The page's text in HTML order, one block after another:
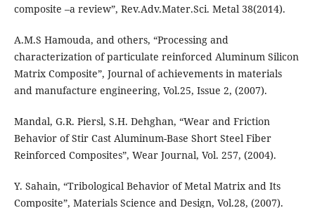
composite –a review”, Rev.Adv.Mater.Sci. Metal 38(2014).
A.M.S Hamouda, and others, “Processing and
characterization of particulate reinforced Aluminum Silicon
Matrix Composite”, Journal of achievements in materials
and manufacture engineering, Vol.25, Issue 2, (2007).
Mandal, G.R. Piersl, S.H. Dehghan, “Wear and Friction
Behavior of Stir Cast Aluminum-Base Short Steel Fiber
Reinforced Composites”, Wear Journal, Vol. 257, (2004).
Y. Sahain, “Tribological Behavior of Metal Matrix and Its
Composite”, Materials Science and Design, Vol.28, (2007).